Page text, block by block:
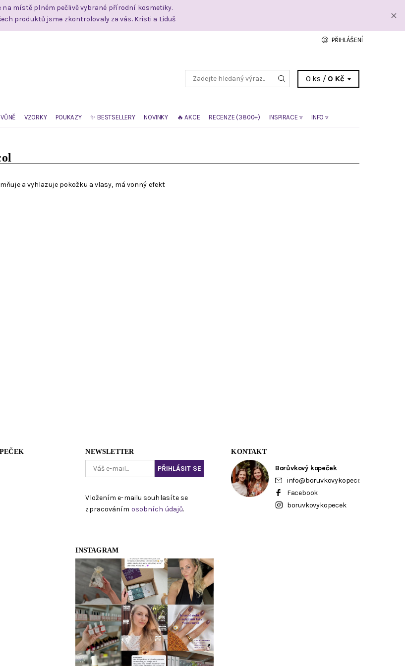
na místě plném pečlivě vybrané přírodní kosmetiky.
produktů jsme zkontrolovaly za vás. Kristi a Liduš
PŘIHLÁŠENÍ
0 ks / 0 Kč
VŮNĚ VZORKY POUKAZY ✨ BESTSELLERY NOVINKY 🔥 AKCE RECENZE (3800+) INSPIRACE ▿ INFO ▿
a vyhlazuje pokožku a vlasy, má vonný efekt
NEWSLETTER
Vložením e-mailu souhlasíte se
zpracováním osobních údajů.
KONTAKT
Borůvkový kopeček
info@boruvkovykopecek.cz
Facebook
boruvkovykopecek
INSTAGRAM